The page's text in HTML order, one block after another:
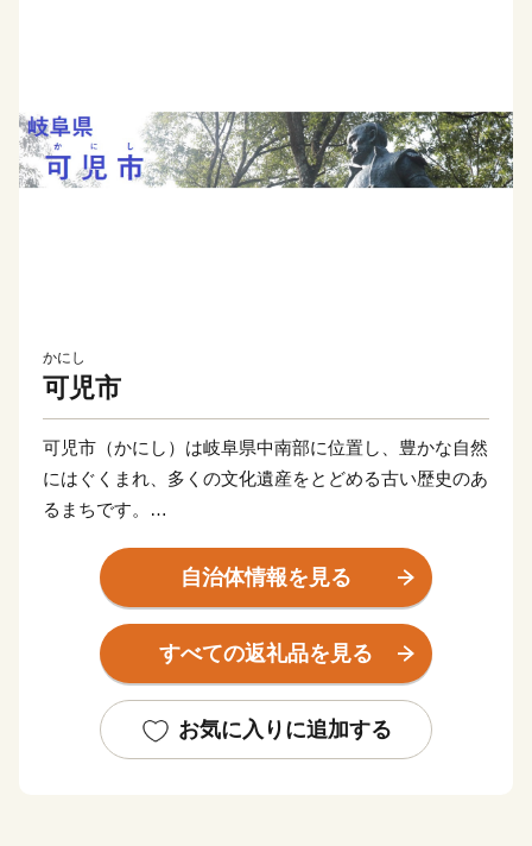
かにし
可児市
可児市（かにし）は岐阜県中南部に位置し、豊かな自然
にはぐくまれ、多くの文化遺産をとどめる古い歴史のあ
るまちです。
市内だけでなく県外からも多くの登山者が訪れる鳩吹
山、その麓にある可児川下流域の自然公園には春になる
と小さな紫の妖精「かたくり」の花が咲き誇り、紫の絨
毯を敷き詰めたかのような光景に多くの方が毎年訪れて
国指定史跡長塚古墳、銅たく発掘の地など多くの遺跡が
分布し、戦国時代には明智光秀出生地の明智（長山）城
自治体情報を見る
すべての返礼品を見る
お気に入りに追加する